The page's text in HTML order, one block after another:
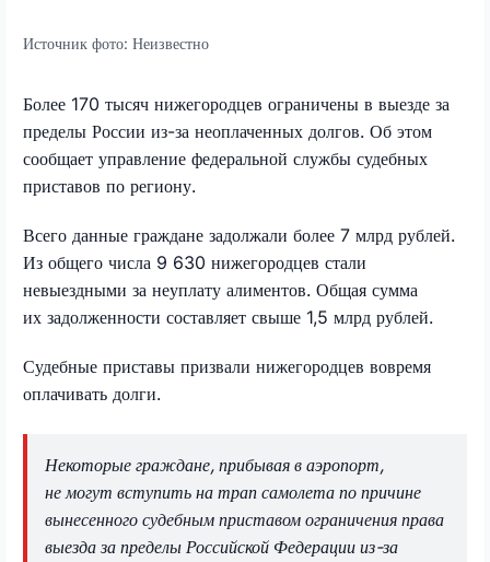
Источник фото: Неизвестно
Более 170 тысяч нижегородцев ограничены в выезде за
пределы России из-за неоплаченных долгов. Об этом
сообщает управление федеральной службы судебных
приставов по региону.
Всего данные граждане задолжали более 7 млрд рублей.
Из общего числа 9 630 нижегородцев стали
невыездными за неуплату алиментов. Общая сумма
их задолженности составляет свыше 1,5 млрд рублей.
Судебные приставы призвали нижегородцев вовремя
оплачивать долги.
Некоторые граждане, прибывая в аэропорт,
не могут вступить на трап самолета по причине
вынесенного судебным приставом ограничения права
выезда за пределы Российской Федерации из-за